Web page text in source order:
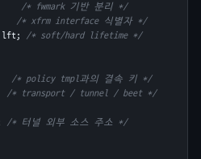
/* fwmark 기반 분리 */
/* xfrm interface 식별자 */
/* soft/hard lifetime */
/* policy tmpl과의 결속 키 */
/* transport / tunnel / beet */
/* 터널 외부 소스 주소 */